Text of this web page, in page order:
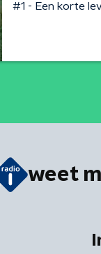
#1 - Een korte
weet